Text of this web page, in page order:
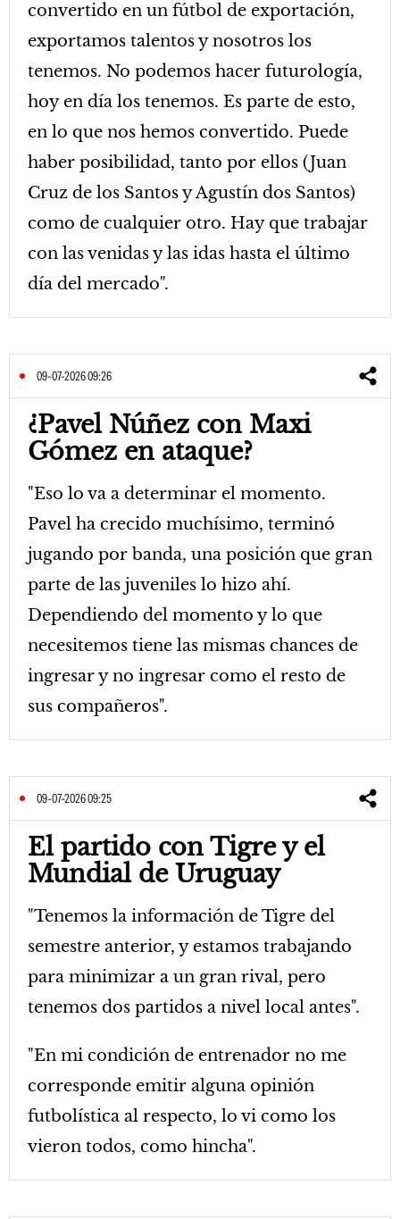
convertido en un fútbol de exportación,
exportamos talentos y nosotros los
tenemos. No podemos hacer futurología,
hoy en día los tenemos. Es parte de esto,
en lo que nos hemos convertido. Puede
haber posibilidad, tanto por ellos (Juan
Cruz de los Santos y Agustín dos Santos)
como de cualquier otro. Hay que trabajar
con las venidas y las idas hasta el último
día del mercado".
09-07-2026 09:26
¿Pavel Núñez con Maxi
Gómez en ataque?
"Eso lo va a determinar el momento.
Pavel ha crecido muchísimo, terminó
jugando por banda, una posición que gran
parte de las juveniles lo hizo ahí.
Dependiendo del momento y lo que
necesitemos tiene las mismas chances de
ingresar y no ingresar como el resto de
sus compañeros".
09-07-2026 09:25
El partido con Tigre y el
Mundial de Uruguay
"Tenemos la información de Tigre del
semestre anterior, y estamos trabajando
para minimizar a un gran rival, pero
tenemos dos partidos a nivel local antes".
"En mi condición de entrenador no me
corresponde emitir alguna opinión
futbolística al respecto, lo vi como los
vieron todos, como hincha".